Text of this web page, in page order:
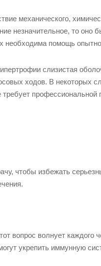
механического,
незначительное, то оно
необходима помощь
слизистая
ходов. В некоторых
чтобы избежать
вопрос волнует каждого
укрепить иммунную